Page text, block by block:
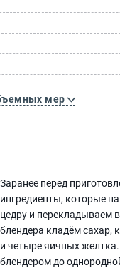
мер
Заранее перед
ингредиенты, которые
цедру и перекладываем
блендера кладём сахар,
и четыре яичных
блендером до